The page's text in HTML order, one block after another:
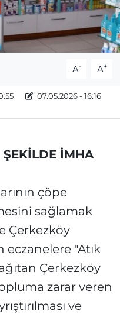
A- A+
07.05.2026 - 16:16
İMHA
çöpe
sağlamak
Çerkezköy
"Atık
Çerkezköy
zarar veren
ve